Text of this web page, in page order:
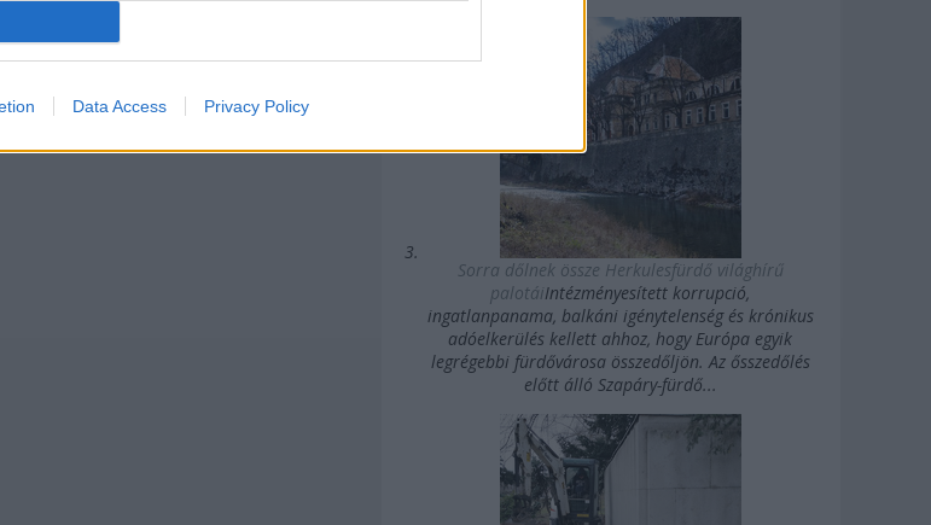
Data Access Privacy Policy
Sorra dőlnek össze Herkulesfürdő világhírű
palotáiIntézményesített korrupció,
ingatlanpanama, balkáni igénytelenség és krónikus
adóelkerülés kellett ahhoz, hogy Európa egyik
legrégebbi fürdővárosa összedőljön. Az ősszedőlés
előtt álló Szapáry-fürdő...